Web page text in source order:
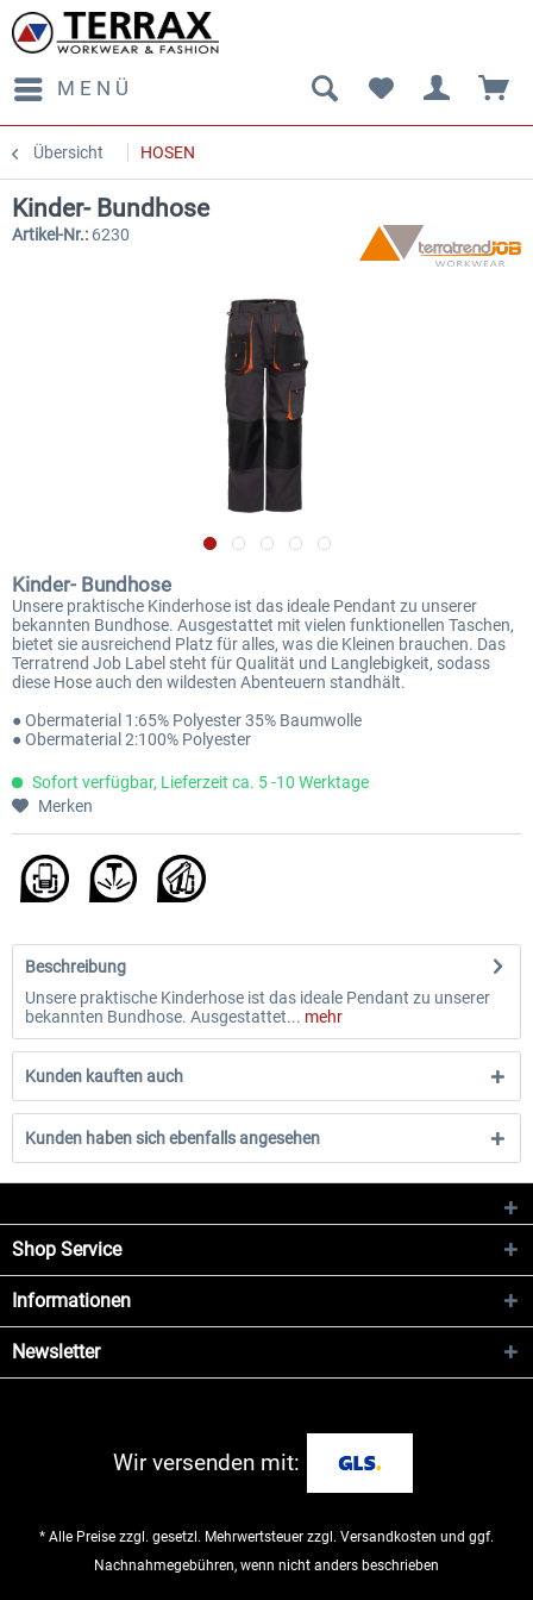
MENÜ
Übersicht HOSEN
Kinder- Bundhose
Artikel-Nr.: 6230
Kinder- Bundhose
Unsere praktische Kinderhose ist das ideale Pendant zu unserer
bekannten Bundhose. Ausgestattet mit vielen funktionellen Taschen,
bietet sie ausreichend Platz für alles, was die Kleinen brauchen. Das
Terratrend Job Label steht für Qualität und Langlebigkeit, sodass
diese Hose auch den wildesten Abenteuern standhält.
● Obermaterial 1:65% Polyester 35% Baumwolle
● Obermaterial 2:100% Polyester
Sofort verfügbar, Lieferzeit ca. 5 -10 Werktage
Merken
Beschreibung
Unsere praktische Kinderhose ist das ideale Pendant zu unserer
bekannten Bundhose. Ausgestattet... mehr
Kunden kauften auch
Kunden haben sich ebenfalls angesehen
Shop Service
Informationen
Newsletter
Wir versenden mit:
* Alle Preise zzgl. gesetzl. Mehrwertsteuer zzgl. Versandkosten und ggf.
Nachnahmegebühren, wenn nicht anders beschrieben